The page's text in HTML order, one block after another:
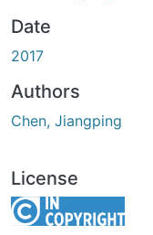
Date
2017
Authors
Chen, Jiangping
License